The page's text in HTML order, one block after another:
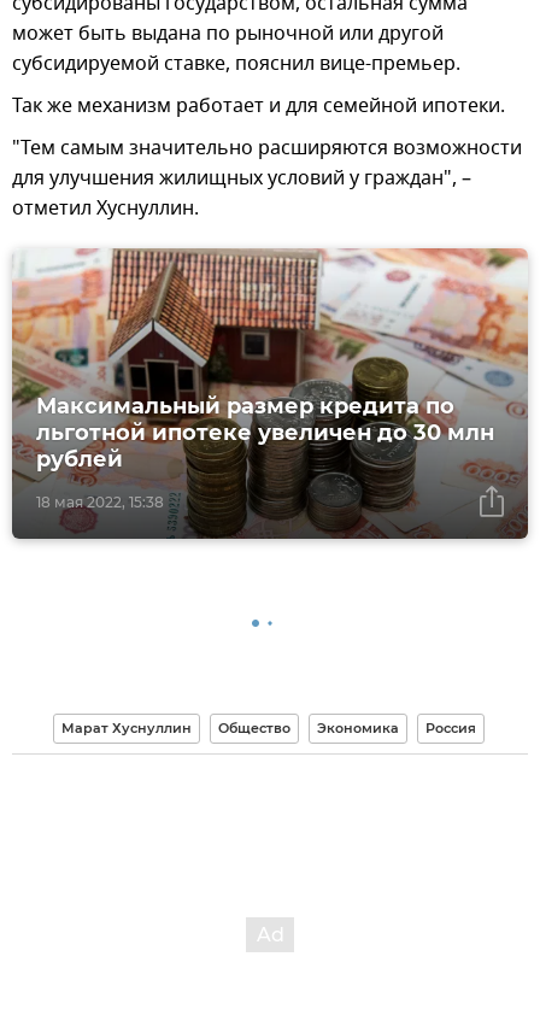
может быть выдана по рыночной или другой
субсидируемой ставке, пояснил вице-премьер.
Так же механизм работает и для семейной ипотеки.
"Тем самым значительно расширяются возможности
для улучшения жилищных условий у граждан", –
отметил Хуснуллин.
18 мая 2022, 15:38
Максимальный размер кредита по
льготной ипотеке увеличен до 30 млн
рублей
Марат Хуснуллин Общество Экономика Россия